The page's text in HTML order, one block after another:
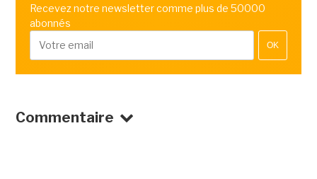
Recevez notre newsletter comme plus de 50000
abonnés
OK
Commentaire